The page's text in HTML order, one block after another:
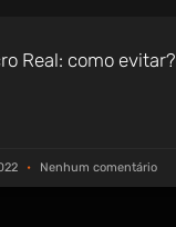
Real: como evitar?
Nenhum comentário